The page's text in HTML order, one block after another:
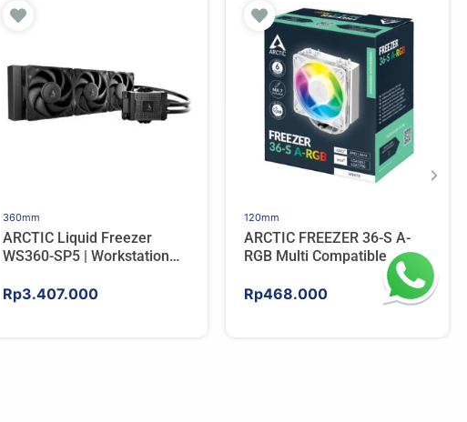
360mm
ARCTIC Liquid Freezer
WS360-SP5 | Workstation
AMD
Rp3.407.000
120mm
ARCTIC FREEZER 36-S A-
RGB Multi Compatible
Tower CPU Cooler – WHITE
Rp468.000